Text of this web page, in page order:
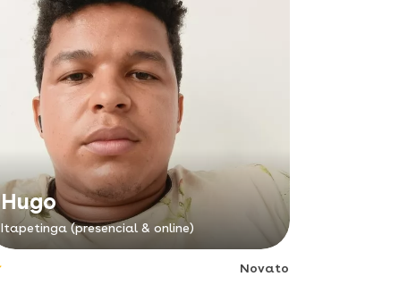
Hugo
Itapetinga (presencial & online)
Novato